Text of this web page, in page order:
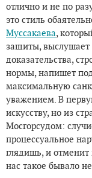
отлично и не по
это стиль
Муссакаева,
защиты, выслушает
доказательства,
нормы, напишет
максимальную
уважением. В
искусству, но из
Мосгорсудом:
процессуальное
глядишь, и
нас такое бывало